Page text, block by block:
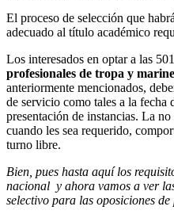
El proceso de selección que
adecuado al título académico
Los interesados en optar a las
profesionales de tropa y
anteriormente mencionados,
de servicio como tales a la fecha
presentación de instancias. La
cuando les sea requerido,
turno libre.
Bien, pues hasta aquí los
nacional y ahora vamos a ver
selectivo para las oposiciones